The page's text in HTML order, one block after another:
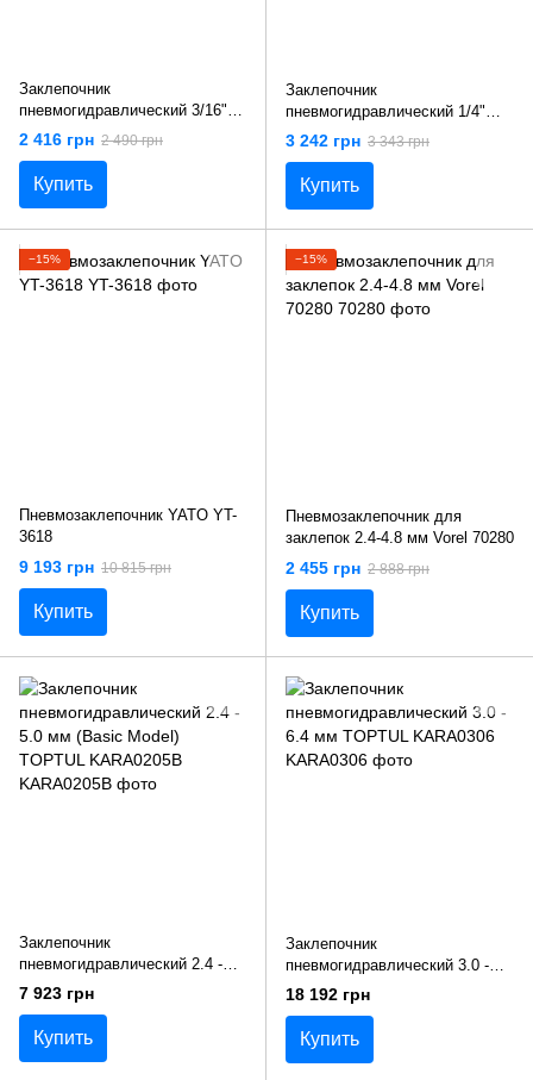
Заклепочник
пневмогидравлический 3/16"
(2.4мм/ 3.2мм/ 4.0мм/ 4.8мм)
"AIRKRAFT" AT-6015 ()
2 416 грн 2 490 грн
Купить
Заклепочник
пневмогидравлический 1/4"
(3.2мм/ 4.0мм/ 4.8мм/ 6.0мм/
6.4мм) "AIRKRAFT" AT-6017 ()
3 242 грн 3 343 грн
Купить
−15%
Пневмозаклепочник YATO YT-
3618
9 193 грн 10 815 грн
Купить
−15%
Пневмозаклепочник для
заклепок 2.4-4.8 мм Vorel 70280
2 455 грн 2 888 грн
Купить
Заклепочник
пневмогидравлический 2.4 -
5.0 мм (Basic Model) TOPTUL
KARA0205B
7 923 грн
Купить
Заклепочник
пневмогидравлический 3.0 -
6.4 мм TOPTUL KARA0306
18 192 грн
Купить